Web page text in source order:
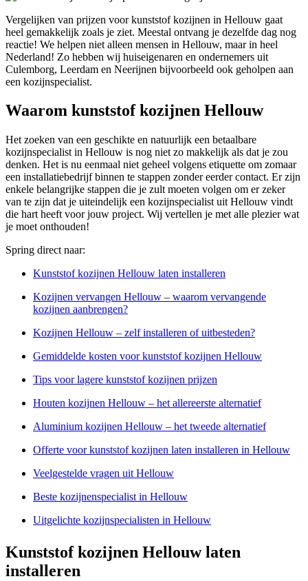
Vergelijken van prijzen voor kunststof kozijnen in Hellouw gaat
heel gemakkelijk zoals je ziet. Meestal ontvang je dezelfde dag nog
reactie! We helpen niet alleen mensen in Hellouw, maar in heel
Nederland! Zo hebben wij huiseigenaren en ondernemers uit
Culemborg, Leerdam en Neerijnen bijvoorbeeld ook geholpen aan
een kozijnspecialist.
Waarom kunststof kozijnen Hellouw
Het zoeken van een geschikte en natuurlijk een betaalbare
kozijnspecialist in Hellouw is nog niet zo makkelijk als dat je zou
denken. Het is nu eenmaal niet geheel volgens etiquette om zomaar
een installatiebedrijf binnen te stappen zonder eerder contact. Er zijn
enkele belangrijke stappen die je zult moeten volgen om er zeker
van te zijn dat je uiteindelijk een kozijnspecialist uit Hellouw vindt
die hart heeft voor jouw project. Wij vertellen je met alle plezier wat
je moet onthouden!
Spring direct naar:
Kunststof kozijnen Hellouw laten installeren
Kozijnen vervangen Hellouw – waarom vervangende
kozijnen aanbrengen?
Kozijnen Hellouw – zelf installeren of uitbesteden?
Gemiddelde kosten voor kunststof kozijnen Hellouw
Tips voor lagere kunststof kozijnen prijzen
Houten kozijnen Hellouw – het allereerste alternatief
Aluminium kozijnen Hellouw – het tweede alternatief
Offerte voor kunststof kozijnen laten installeren in Hellouw
Veelgestelde vragen uit Hellouw
Beste kozijnenspecialist in Hellouw
Uitgelichte kozijnspecialisten in Hellouw
Kunststof kozijnen Hellouw laten
installeren